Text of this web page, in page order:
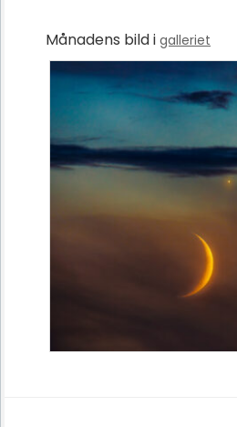
Månadens bild i galleriet